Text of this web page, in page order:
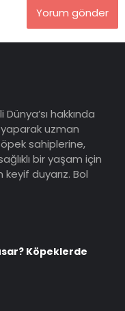
Yorum gönder
hakkında
uzman
sahiplerine,
bir yaşam için
duyarız. Bol
Köpeklerde